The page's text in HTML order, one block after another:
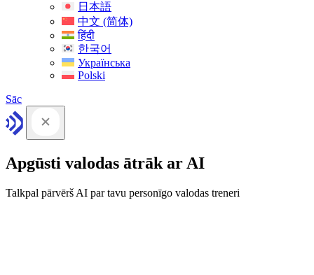
日本語
中文 (简体)
हिंदी
한국어
Українська
Polski
Sāc
Apgūsti valodas ātrāk ar AI
Talkpal pārvērš AI par tavu personīgo valodas treneri